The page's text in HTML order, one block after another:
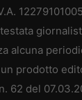
12279101005
alcuna
prodotto
62 del